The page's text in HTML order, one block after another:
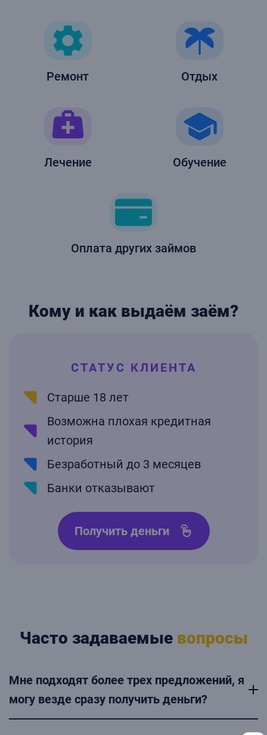
Ремонт Отдых
Лечение Обучение
Оплата других займов
Кому и как выдаём заём?
СТАТУС КЛИЕНТА
Старше 18 лет
Возможна плохая кредитная
история
Безработный до 3 месяцев
Банки отказывают
Получить деньги
Часто задаваемые вопросы
Мне подходят более трех предложений, я
могу везде сразу получить деньги?